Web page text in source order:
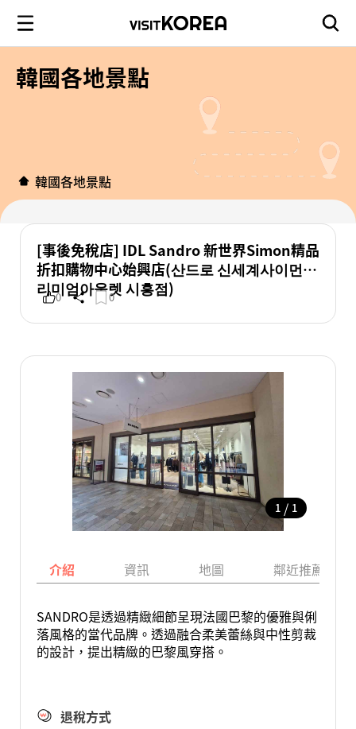
韓國各地景點
韓國各地景點
[事後免稅店] IDL Sandro 新世界Simon精品
折扣購物中心始興店(산드로 신세계사이먼프
리미엄아울렛 시흥점)
0 0
1 / 1
介紹 資訊 地圖 鄰近推薦景點
SANDRO是透過精緻細節呈現法國巴黎的優雅與俐
落風格的當代品牌。透過融合柔美蕾絲與中性剪裁
的設計，提出精緻的巴黎風穿搭。
退稅方式